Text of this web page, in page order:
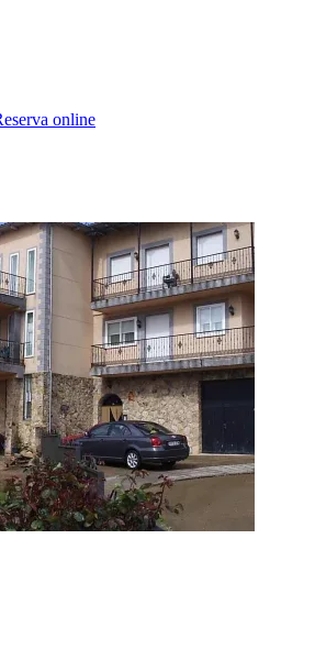
online